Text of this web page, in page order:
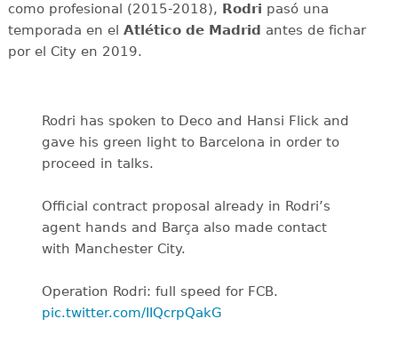
como profesional (2015-2018), Rodri pasó una
temporada en el Atlético de Madrid antes de fichar
por el City en 2019.
Rodri has spoken to Deco and Hansi Flick and
gave his green light to Barcelona in order to
proceed in talks.
Official contract proposal already in Rodri’s
agent hands and Barça also made contact
with Manchester City.
Operation Rodri: full speed for FCB.
pic.twitter.com/IIQcrpQakG